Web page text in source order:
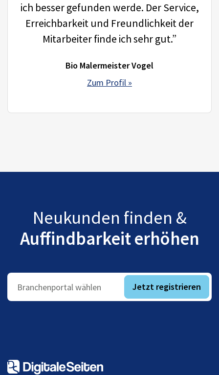
ich besser gefunden werde. Der Service,
Erreichbarkeit und Freundlichkeit der
Mitarbeiter finde ich sehr gut.”
Bio Malermeister Vogel
Zum Profil »
Neukunden finden &
Auffindbarkeit erhöhen
Branchenportal wählen Jetzt registrieren